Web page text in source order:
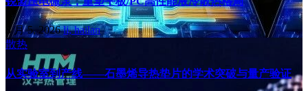
8 月 5, 2026li, hailan
散热
从实验室到产线——石墨烯导热垫片的学术突破与量产验证